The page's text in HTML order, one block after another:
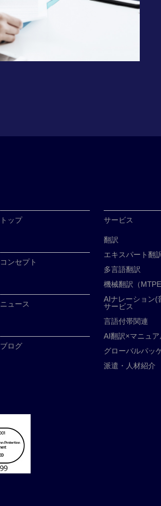
トップ
コンセプト
ニュース
ブログ
サービス
翻訳
エキスパート翻
多言語翻訳
機械翻訳（MTPE
AIナレーション(
サービス
言語付帯関連
AI翻訳×マニュ
グローバルパッ
派遣・人材紹介